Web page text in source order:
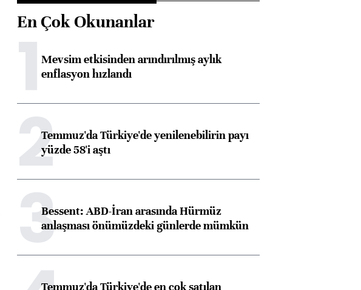
En Çok Okunanlar
1Mevsim etkisinden arındırılmış aylık
enflasyon hızlandı
2Temmuz'da Türkiye'de yenilenebilirin payı
yüzde 58'i aştı
3Bessent: ABD-İran arasında Hürmüz
anlaşması önümüzdeki günlerde mümkün
Temmuz'da Türkiye'de en çok satılan